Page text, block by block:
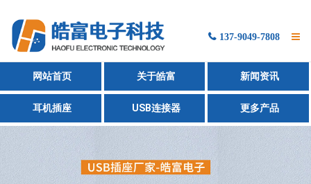
网站首页
产品展示
新闻资讯
137-9049-7808
网站首页 关于皓富 新闻资讯
耳机插座 USB连接器 更多产品